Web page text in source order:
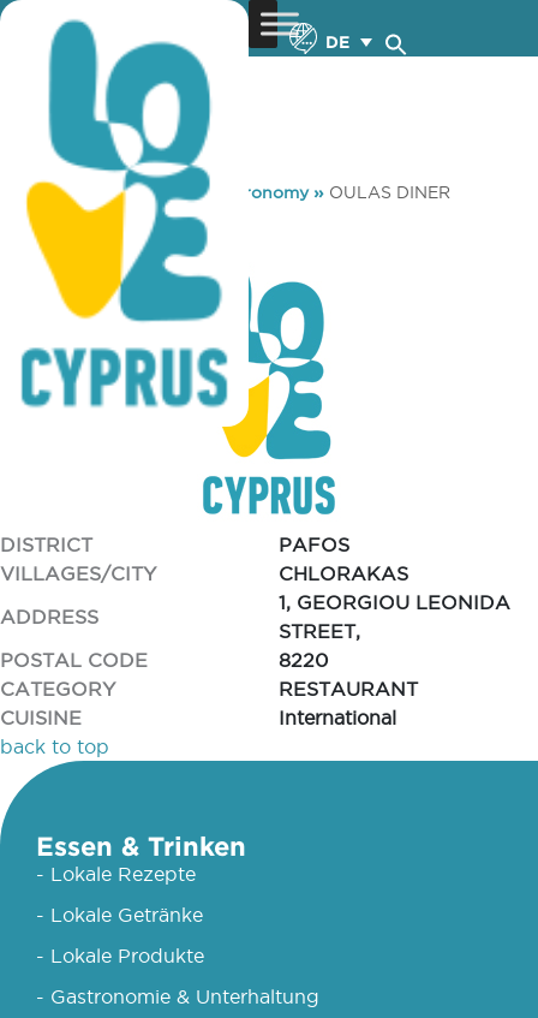
DE
You are here: Home »Gastronomy» OULAS DINER
OULAS DINER
DISTRICT
PAFOS
VILLAGES/CITY
CHLORAKAS
ADDRESS
1, GEORGIOU LEONIDA
STREET,
POSTAL CODE
8220
CATEGORY
RESTAURANT
CUISINE
International
back to top
Essen & Trinken
- Lokale Rezepte
- Lokale Getränke
- Lokale Produkte
- Gastronomie & Unterhaltung